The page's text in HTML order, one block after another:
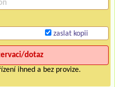
zaslat kopii
ihned a bez provize.